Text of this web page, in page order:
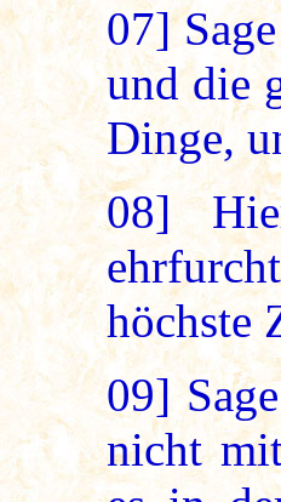
07]
und die
Dinge,
08]
höchste
09]
nicht